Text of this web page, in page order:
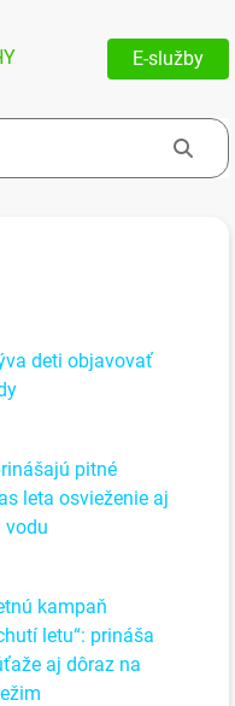
E-služby
deti objavovať
pitné
leta osvieženie aj
vodu
kampaň
letu“: prináša
aj dôraz na